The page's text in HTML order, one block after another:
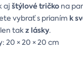
aj štýlové tričko na
vybrať s prianím k
takz lásky.
20 × 20 × 20 cm